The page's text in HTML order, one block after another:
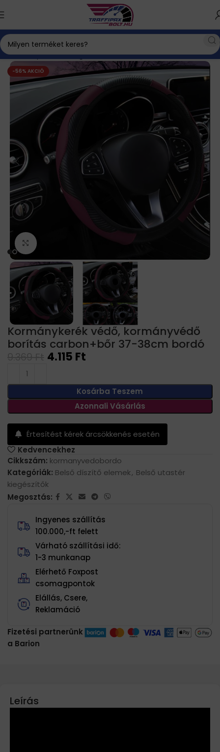
Kezdőlap Autós kiegészítők Belső díszítő elemek
-56% AKCIÓ
Click to enlarge
Kormánykerék védő, kormányvédő
borítás carbon+bőr 37-38cm bordó
4.115 Ft
Kosárba Teszem
Azonnali Vásárlás
Értesítést kérek árcsökkenés esetén
Kedvencekhez
Cikkszám: kormanyvedobordo
Kategóriák: Belső díszítő elemek, Belső utastér
kiegészítők
Megosztás:
Ingyenes szállítás
100.000,-ft felett
Várható szállítási idő:
1-3 munkanap
Elérhető Foxpost
csomagpontok
Elállás, Csere,
Reklamáció
Fizetési partnerünk
a Barion
Leírás